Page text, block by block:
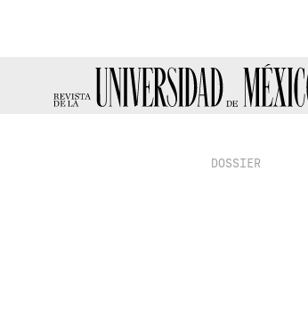
DOSSIER